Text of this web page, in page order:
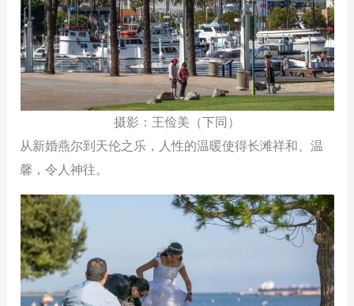
摄影：王俭美（下同）
从新婚燕尔到天伦之乐，人性的温暖使得长滩祥和、温
馨，令人神往。